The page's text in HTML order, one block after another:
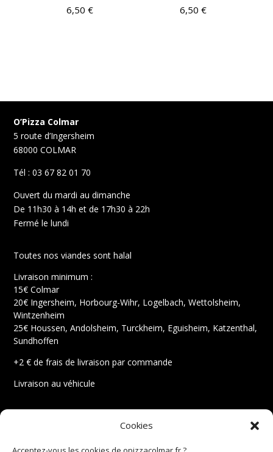
Cookies
6,50 € 6,50€
O’Pizza Colmar
5 route d’Ingersheim
68000 COLMAR
Tél : 03 67 82 01 70
Ouvert du mardi au dimanche
De 11h30 à 14h et de 17h30 à 22h
Fermé le lundi
Toutes nos viandes sont halal
Livraison minimum :
15€ Colmar
20€ Ingersheim, Horbourg-Wihr, Logelbach, Wettolsheim,
Wintzenheim
25€ Houssen, Andolsheim, Turckheim, Eguisheim, Katzenthal,
Sundhoffen
+2 € de frais de livraison par commande
Livraison au véhicule
Conditions générales de vente
Politique de cookies